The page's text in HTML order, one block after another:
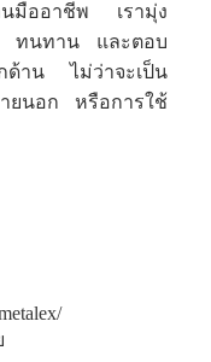
นมืออาชีพ เรามุ่ง
ทนทาน และตอบ
ด้าน ไม่ว่าจะเป็น
ยนอก หรือการใช้